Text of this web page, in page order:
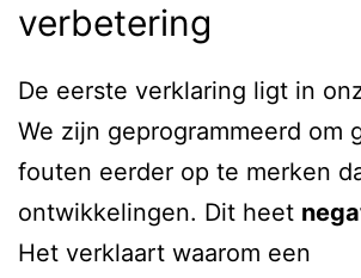
verbetering
De eerste verklaring ligt in
We zijn geprogrammeerd om
fouten eerder op te merken
ontwikkelingen. Dit heet
Het verklaart waarom een